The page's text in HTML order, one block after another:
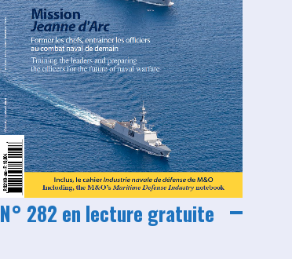
N° 282 en lecture gratuite